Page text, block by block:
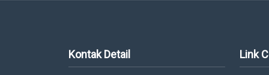
Kontak Detail Link